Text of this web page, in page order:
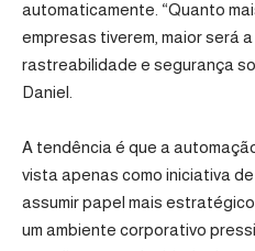
automaticamente. “Quanto
empresas tiverem, maior será
rastreabilidade e segurança
Daniel.
A tendência é que a
vista apenas como iniciativa
assumir papel mais
um ambiente corporativo